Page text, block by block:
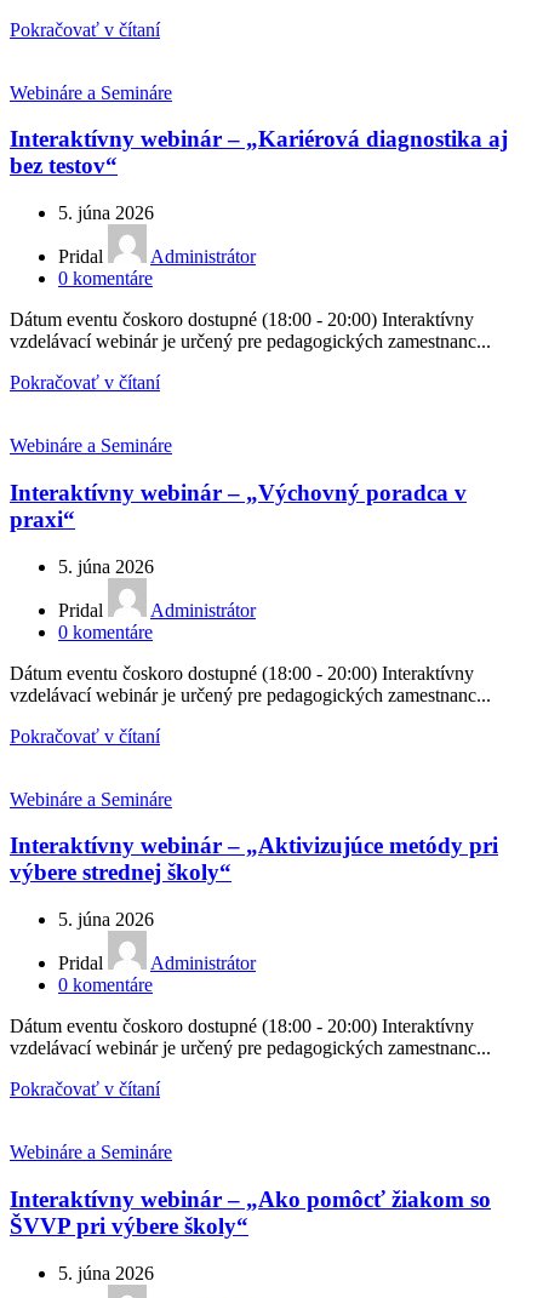
Pokračovať v čítaní
Webináre a Semináre
Interaktívny webinár – „Kariérová diagnostika aj
bez testov“
5. júna 2026
Pridal
Administrátor
0 komentáre
Dátum eventu čoskoro dostupné (18:00 - 20:00) Interaktívny
vzdelávací webinár je určený pre pedagogických zamestnanc...
Pokračovať v čítaní
Webináre a Semináre
Interaktívny webinár – „Výchovný poradca v
praxi“
5. júna 2026
Pridal
Administrátor
0 komentáre
Dátum eventu čoskoro dostupné (18:00 - 20:00) Interaktívny
vzdelávací webinár je určený pre pedagogických zamestnanc...
Pokračovať v čítaní
Webináre a Semináre
Interaktívny webinár – „Aktivizujúce metódy pri
výbere strednej školy“
5. júna 2026
Pridal
Administrátor
0 komentáre
Dátum eventu čoskoro dostupné (18:00 - 20:00) Interaktívny
vzdelávací webinár je určený pre pedagogických zamestnanc...
Pokračovať v čítaní
Webináre a Semináre
Interaktívny webinár – „Ako pomôcť žiakom so
ŠVVP pri výbere školy“
5. júna 2026